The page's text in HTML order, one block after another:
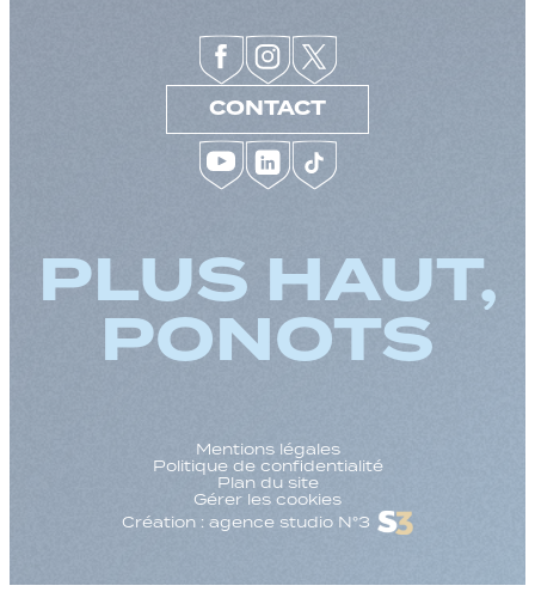
CONTACT
PLUS HAUT,
PONOTS
Mentions légales
Politique de confidentialité
Plan du site
Gérer les cookies
Création : agence studio N°3